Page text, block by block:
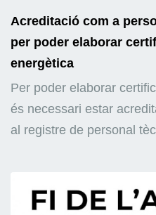
Acreditació com a
per poder elaborar
energètica
Per poder elaborar
és necessari estar
al registre de personal